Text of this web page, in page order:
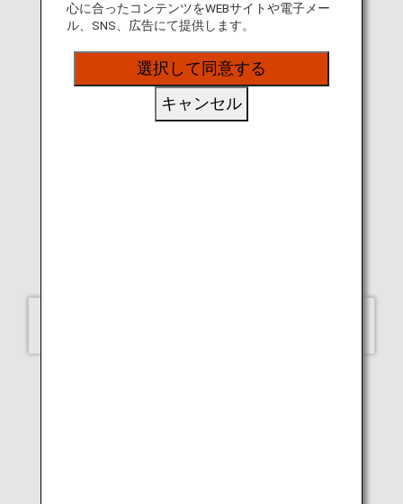
心に合ったコンテンツをWEBサイトや電子メー
ル、SNS、広告にて提供します。
選択して同意する
キャンセル